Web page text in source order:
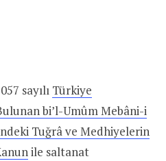
sayılı Türkiye
bi’l-Umûm Mebâni-i
Tuğrâ ve Medhiyelerin
ile saltanat